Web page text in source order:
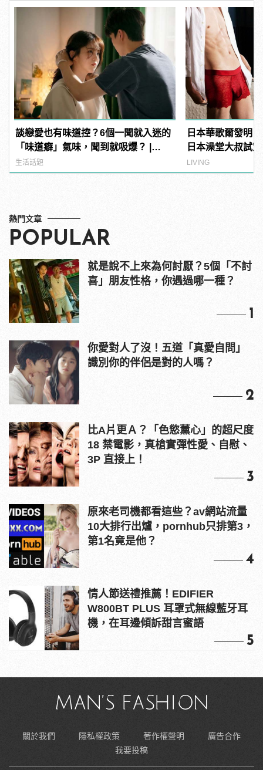
談戀愛也有味道控？6個一聞就入迷的
「味道癖」氣味，聞到就吸爆？ |
manfashion這樣變型男
生活話題
日本華歌爾發明
日本澡堂大叔試
氣！」
LIVING
熱門文章
POPULAR
就是說不上來為何討厭？5個「不討
喜」朋友性格，你遇過哪一種？
1
你愛對人了沒！五道「真愛自問」
識別你的伴侶是對的人嗎？
2
比A片更Ａ？「色慾薰心」的超尺度
18 禁電影，真槍實彈性愛、自慰、
3P 直接上！
3
原來老司機都看這些？av網站流量
10大排行出爐，pornhub只排第3，
第1名竟是他？
4
情人節送禮推薦！EDIFIER
W800BT PLUS 耳罩式無線藍牙耳
機，在耳邊傾訴甜言蜜語
5
關於我們 隱私權政策 著作權聲明
廣告合作
我要投稿